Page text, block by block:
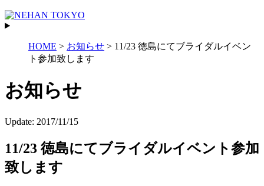
HOME > お知らせ > 11/23 徳島にてブライダルイベン
ト参加致します
お知らせ
Update: 2017/11/15
11/23 徳島にてブライダルイベント参加
致します